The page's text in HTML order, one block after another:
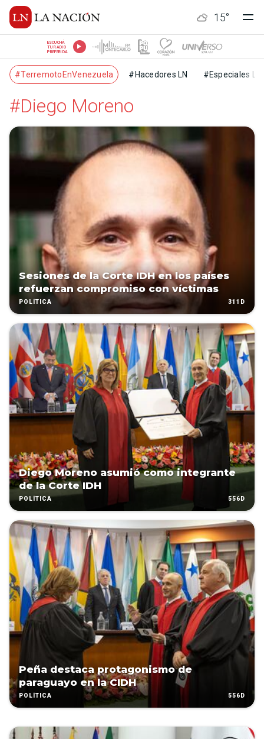
15°
ESCUCHÁ
TU RADIO
PREFERIDA
#TerremotoEnVenezuela #Hacedores LN #Especiales LN
#Diego Moreno
Sesiones de la Corte IDH en los países
refuerzan compromiso con víctimas
POLÍTICA 311D
Diego Moreno asumió como integrante
de la Corte IDH
POLÍTICA 556D
Peña destaca protagonismo de
paraguayo en la CIDH
POLÍTICA 556D